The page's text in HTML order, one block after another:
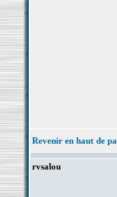
Revenir en haut de
rvsalou